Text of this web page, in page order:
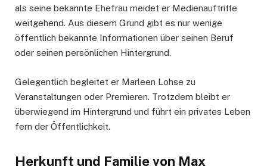
als seine bekannte Ehefrau meidet er Medienauftritte
weitgehend. Aus diesem Grund gibt es nur wenige
öffentlich bekannte Informationen über seinen Beruf
oder seinen persönlichen Hintergrund.
Gelegentlich begleitet er Marleen Lohse zu
Veranstaltungen oder Premieren. Trotzdem bleibt er
überwiegend im Hintergrund und führt ein privates Leben
fern der Öffentlichkeit.
Herkunft und Familie von Max